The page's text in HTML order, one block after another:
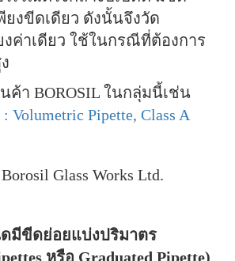
ยงขีดเดียว ดังนั้นจึงวัด
งค่าเดียว ใช้ในกรณีที่ต้องการ
ค้า BOROSIL ในกลุ่มนี้เช่น
Volumetric Pipette, Class A
Glass Works Ltd.
มีขีดย่อยแบ่งปริมาตร
หรือ Graduated Pipette)